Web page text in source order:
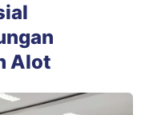
Alot